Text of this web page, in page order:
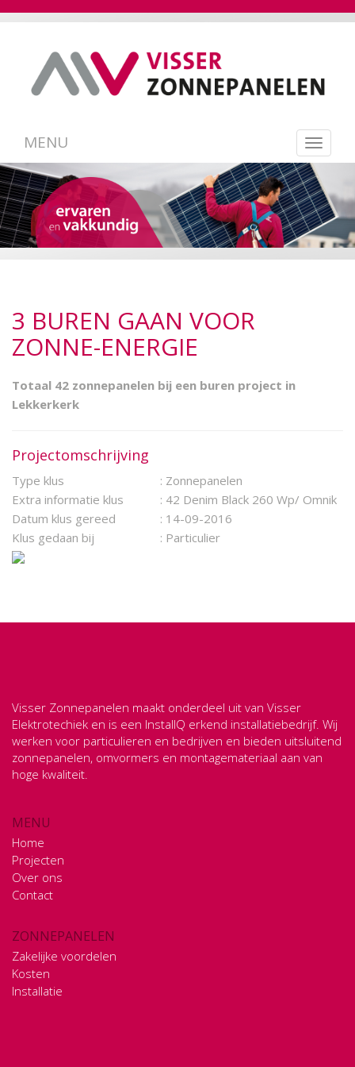
MENU
3 BUREN GAAN VOOR
ZONNE-ENERGIE
Totaal 42 zonnepanelen bij een buren project in
Lekkerkerk
Projectomschrijving
Type klus
: Zonnepanelen
Extra informatie klus
: 42 Denim Black 260 Wp/ Omnik
Datum klus gereed
: 14-09-2016
Klus gedaan bij
: Particulier
Visser Zonnepanelen maakt onderdeel uit van Visser
Elektrotechiek en is een InstallQ erkend installatiebedrijf. Wij
werken voor particulieren en bedrijven en bieden uitsluitend
zonnepanelen, omvormers en montagemateriaal aan van
hoge kwaliteit.
MENU
Home
Projecten
Over ons
Contact
ZONNEPANELEN
Zakelijke voordelen
Kosten
Installatie